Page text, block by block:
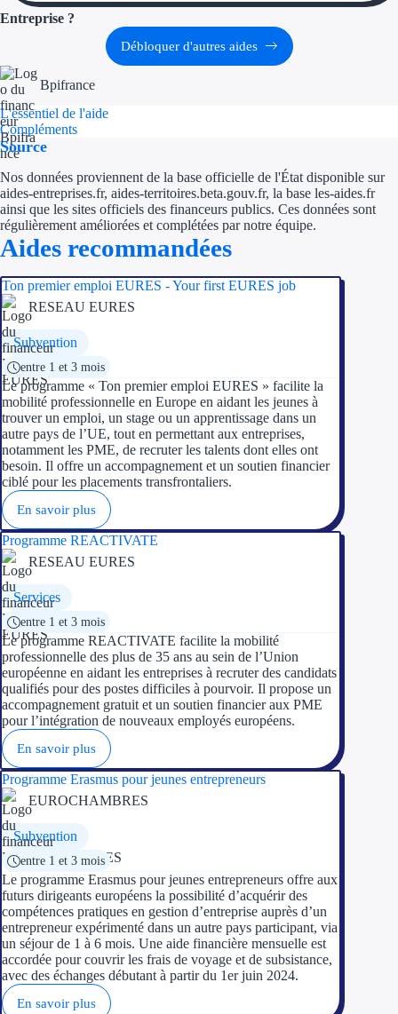
Aides Région
Aides Région
Aides Région
Aides Région
Aides Région
Aides Région
Aides Région
Aides Européennes
Nos tarifs
Recherche autonome
Blog
Nos guides
Nos partenaires
Entreprise ?
Débloquer d'autres aides
Bpifrance
L'essentiel de l'aide
Compléments
Source
Nos données proviennent de la base officielle de l'État disponible sur
aides-entreprises.fr, aides-territoires.beta.gouv.fr, la base les-aides.fr
ainsi que les sites officiels des financeurs publics. Ces données sont
régulièrement améliorées et complétées par notre équipe.
Aides recommandées
Ton premier emploi EURES - Your first EURES job
RESEAU EURES
Subvention
entre 1 et 3 mois
Le programme « Ton premier emploi EURES » facilite la
mobilité professionnelle en Europe en aidant les jeunes à
trouver un emploi, un stage ou un apprentissage dans un
autre pays de l’UE, tout en permettant aux entreprises,
notamment les PME, de recruter les talents dont elles ont
besoin. Il offre un accompagnement et un soutien financier
ciblé pour les placements transfrontaliers.
En savoir plus
Programme REACTIVATE
RESEAU EURES
Services
entre 1 et 3 mois
Le programme REACTIVATE facilite la mobilité
professionnelle des plus de 35 ans au sein de l’Union
européenne en aidant les entreprises à recruter des candidats
qualifiés pour des postes difficiles à pourvoir. Il propose un
accompagnement gratuit et un soutien financier aux PME
pour l’intégration de nouveaux employés européens.
En savoir plus
Programme Erasmus pour jeunes entrepreneurs
EUROCHAMBRES
Subvention
entre 1 et 3 mois
Le programme Erasmus pour jeunes entrepreneurs offre aux
futurs dirigeants européens la possibilité d’acquérir des
compétences pratiques en gestion d’entreprise auprès d’un
entrepreneur expérimenté dans un autre pays participant, via
un séjour de 1 à 6 mois. Une aide financière mensuelle est
accordée pour couvrir les frais de voyage et de subsistance,
avec des échanges débutant à partir du 1er juin 2024.
En savoir plus